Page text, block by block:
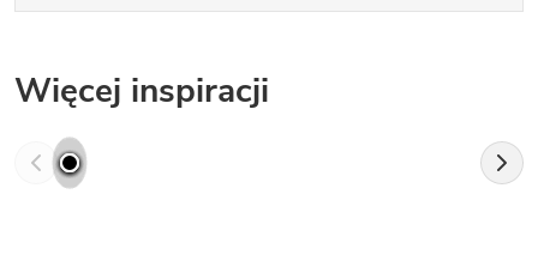
Więcej inspiracji